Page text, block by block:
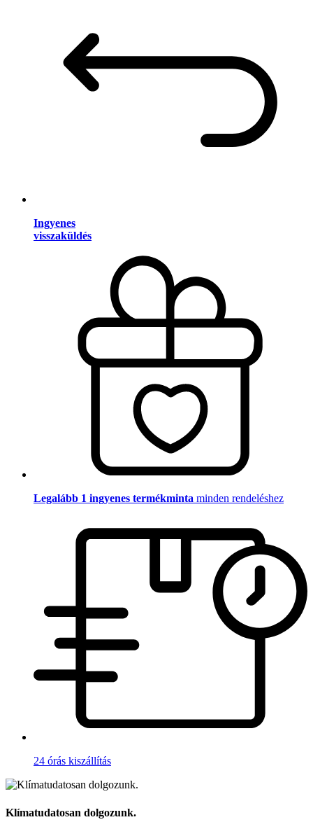
Ingyenes
visszaküldés
Legalább 1 ingyenes termékminta minden rendeléshez
24 órás kiszállítás
Klímatudatosan dolgozunk.